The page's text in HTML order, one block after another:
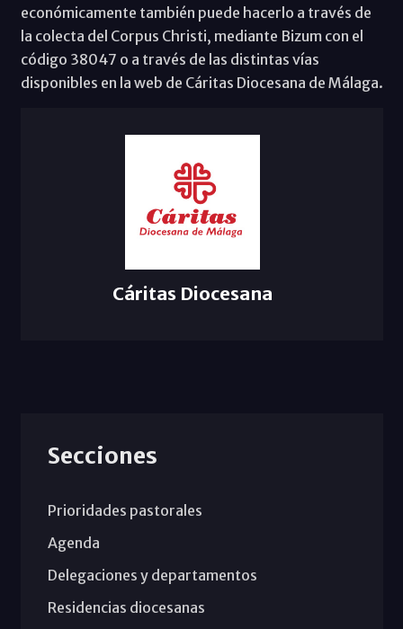
económicamente también puede hacerlo a través de
la colecta del Corpus Christi, mediante Bizum con el
código 38047 o a través de las distintas vías
disponibles en la web de Cáritas Diocesana de Málaga.
Cáritas Diocesana
Secciones
Prioridades pastorales
Agenda
Delegaciones y departamentos
Residencias diocesanas